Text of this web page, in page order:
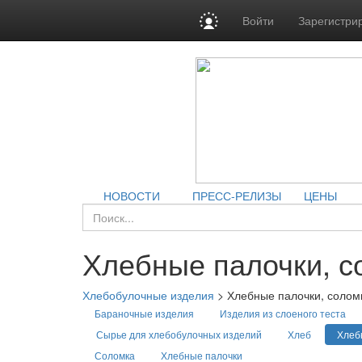
Войти
НОВОСТИ ПРЕСС-РЕЛИЗЫ ЦЕНЫ
Хлебные палочки,
Хлебобулочные изделия > Хлебные палочки,
Бараночные изделия
Изделия из слоеного теста
Сырье для хлебобулочных изделий
Хлеб
Соломка
Хлебные палочки